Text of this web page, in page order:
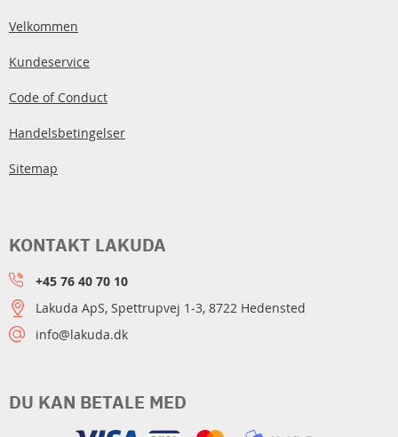
Velkommen
Kundeservice
Code of Conduct
Handelsbetingelser
Sitemap
DU KAN BETALE MED
KONTAKT LAKUDA
+45 76 40 70 10
Lakuda ApS, Spettrupvej 1-3, 8722 Hedensted
info@lakuda.dk